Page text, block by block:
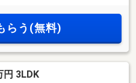
をお考えの方におすすめで
すっきり片付きます。暮ら
らう(無料)
円 3LDK